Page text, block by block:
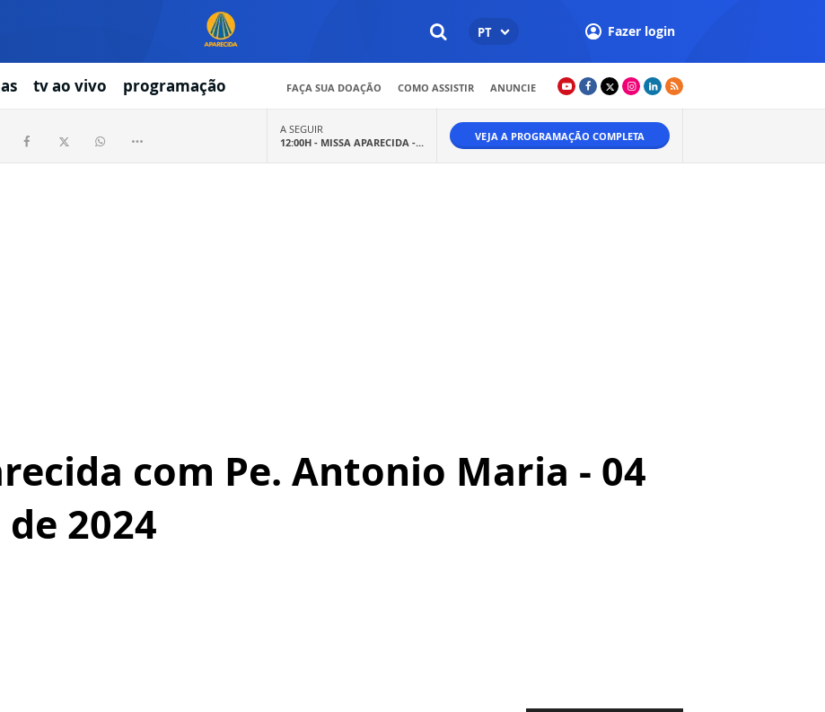
PT Fazer login
tv ao vivo programação FAÇA SUA DOAÇÃO COMO ASSISTIR ANUNCIE
A SEGUIR
12:00H - MISSA APARECIDA -... VEJA A PROGRAMAÇÃO COMPLETA
com Pe. Antonio Maria - 04
2024